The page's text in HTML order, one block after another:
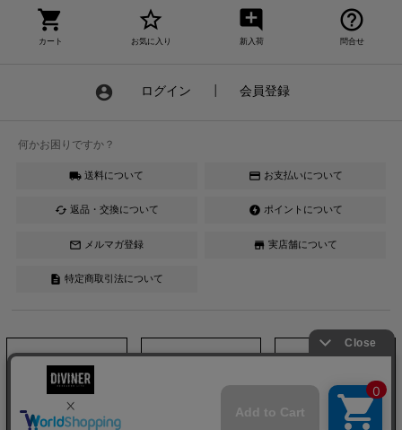
shopping_cart
カート
star_border
お気に入り
add_comment
新入荷
help_outline
問合せ
account_circle ログイン 会員登録
何かお困りですか？
local_shipping 送料について credit_card お支払いについて
cached 返品・交換について offline_bolt ポイントについて
mail_outline メルマガ登録 store 実店舗について
description 特定商取引法について
Instagram YouTube